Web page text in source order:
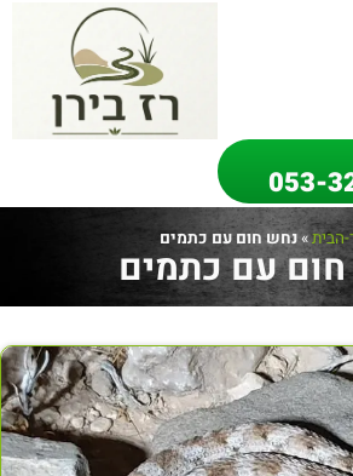
053-
הבית»נחש חום עם כתמים
עם כתמים